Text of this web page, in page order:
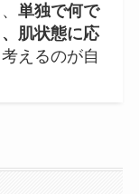
単独で何で
肌状態に応
えるのが自